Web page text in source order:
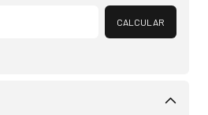
Alterar CEP
CALCULAR